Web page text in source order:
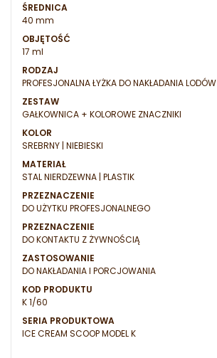
ŚREDNICA
40 mm
OBJĘTOŚĆ
17 ml
RODZAJ
PROFESJONALNA ŁYŻKA DO NAKŁADANIA LODÓW
ZESTAW
GAŁKOWNICA + KOLOROWE ZNACZNIKI
KOLOR
SREBRNY | NIEBIESKI
MATERIAŁ
STAL NIERDZEWNA | PLASTIK
PRZEZNACZENIE
DO UŻYTKU PROFESJONALNEGO
PRZEZNACZENIE
DO KONTAKTU Z ŻYWNOŚCIĄ
ZASTOSOWANIE
DO NAKŁADANIA I PORCJOWANIA
KOD PRODUKTU
K 1/60
SERIA PRODUKTOWA
ICE CREAM SCOOP MODEL K